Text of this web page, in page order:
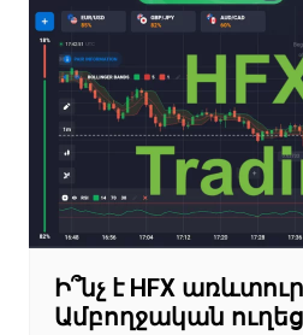
Ի՞նչ է HFX
Ամբողջական